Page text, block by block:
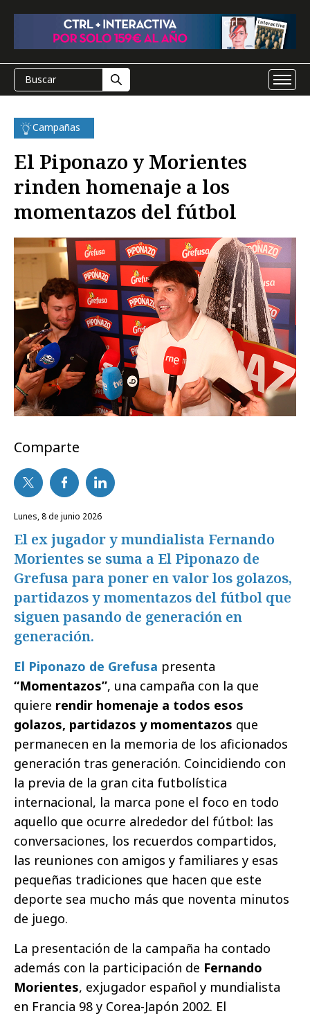
Campañas
El Piponazo y Morientes
rinden homenaje a los
momentazos del fútbol
Comparte
lunes, 8 de junio 2026
El ex jugador y mundialista Fernando
Morientes se suma a El Piponazo de
Grefusa para poner en valor los golazos,
partidazos y momentazos del fútbol que
siguen pasando de generación en
generación.
El Piponazo de Grefusa presenta
“Momentazos”, una campaña con la que
quiere rendir homenaje a todos esos
golazos, partidazos y momentazos que
permanecen en la memoria de los aficionados
generación tras generación. Coincidiendo con
la previa de la gran cita futbolística
internacional, la marca pone el foco en todo
aquello que ocurre alrededor del fútbol: las
conversaciones, los recuerdos compartidos,
las reuniones con amigos y familiares y esas
pequeñas tradiciones que hacen que este
deporte sea mucho más que noventa minutos
de juego.
La presentación de la campaña ha contado
además con la participación de Fernando
Morientes, exjugador español y mundialista
en Francia 98 y Corea-Japón 2002. El